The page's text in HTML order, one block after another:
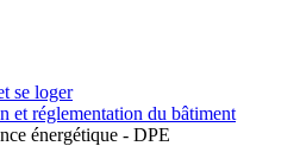
se loger
et réglementation du bâtiment
énergétique - DPE